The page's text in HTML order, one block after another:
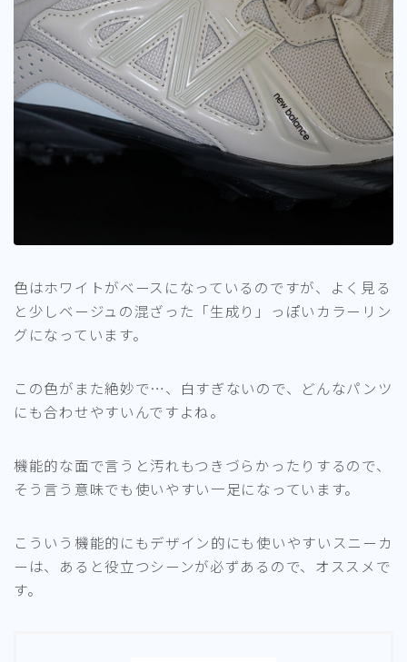
色はホワイトがベースになっているのですが、よく見る
と少しベージュの混ざった「生成り」っぽいカラーリン
グになっています。
この色がまた絶妙で…、白すぎないので、どんなパンツ
にも合わせやすいんですよね。
機能的な面で言うと汚れもつきづらかったりするので、
そう言う意味でも使いやすい一足になっています。
こういう機能的にもデザイン的にも使いやすいスニーカ
ーは、あると役立つシーンが必ずあるので、オススメで
す。